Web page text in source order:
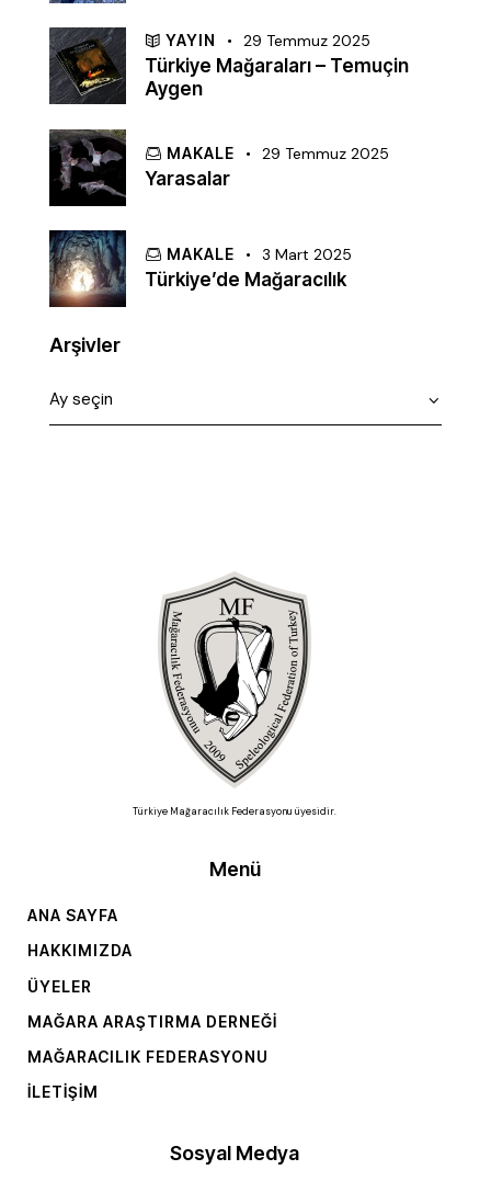
YAYIN 29 Temmuz 2025
Türkiye Mağaraları – Temuçin
Aygen
MAKALE 29 Temmuz 2025
Yarasalar
MAKALE 3 Mart 2025
Türkiye’de Mağaracılık
Arşivler
Türkiye Mağaracılık Federasyonu üyesidir.
Menü
ANA SAYFA
HAKKIMIZDA
ÜYELER
MAĞARA ARAŞTIRMA DERNEĞI
MAĞARACILIK FEDERASYONU
İLETIŞIM
Sosyal Medya